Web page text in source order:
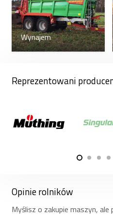
Wynajem
Reprezentowani
Opinie rolników
Myślisz o zakupie maszyn,